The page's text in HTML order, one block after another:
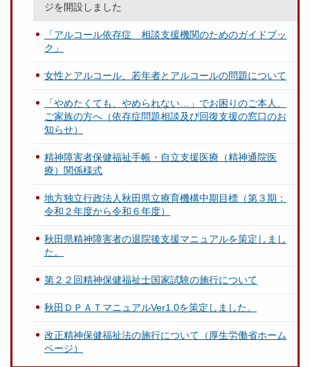
ジを開設しました
「アルコール依存症 相談支援機関のためのガイドブッ
ク」
女性とアルコール、若年者とアルコールの問題について
「やめたくても、やめられない…」でお困りのご本人、
ご家族の方へ（依存症問題相談及び回復支援の窓口のお
知らせ）
精神障害者保健福祉手帳・自立支援医療（精神通院医
療）関係様式
地方独立行政法人秋田県立療育機構中期目標（第３期：
令和２年度から令和６年度）
秋田県精神障害者の退院後支援マニュアルを策定しまし
た。
第２２回精神保健福祉士国家試験の施行について
秋田ＤＰＡＴマニュアルVer1.0を策定しました。
改正精神保健福祉法の施行について（厚生労働省ホーム
ページ）